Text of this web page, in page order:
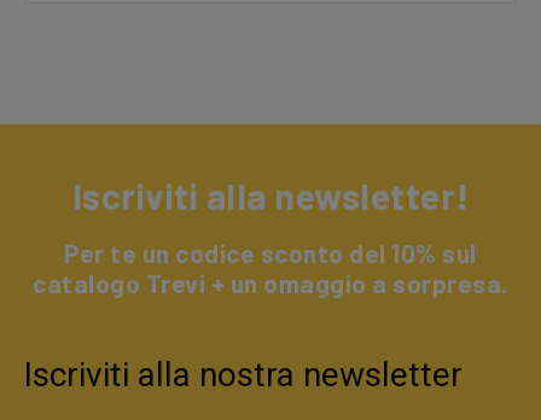
Iscriviti alla newsletter!
Per te un codice sconto del 10% sul
catalogo Trevi + un omaggio a sorpresa.
Iscriviti alla nostra newsletter